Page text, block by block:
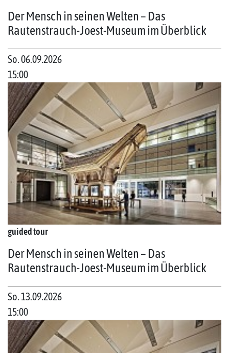
Der Mensch in seinen Welten – Das
Rautenstrauch-Joest-Museum im Überblick
So. 06.09.2026
15:00
guided tour
Der Mensch in seinen Welten – Das
Rautenstrauch-Joest-Museum im Überblick
So. 13.09.2026
15:00